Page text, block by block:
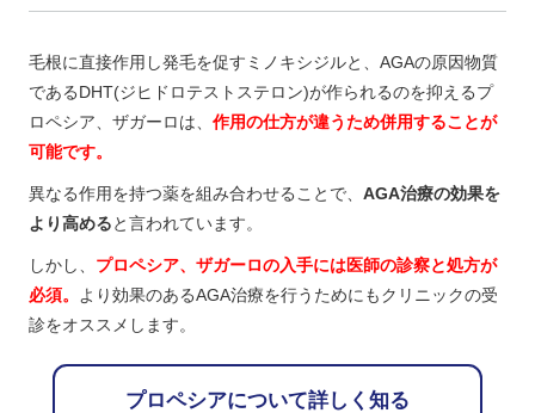
毛根に直接作用し発毛を促すミノキシジルと、AGAの原因物質
であるDHT(ジヒドロテストステロン)が作られるのを抑えるプ
ロペシア、ザガーロは、 作用の仕方が違うため併用することが
可能です。
異なる作用を持つ薬を組み合わせることで、 AGA治療の効果を
より高めると言われています。
しかし、 プロペシア、ザガーロの入手には医師の診察と処方が
必須。
より効果のあるAGA治療を行うためにもクリニックの受
診をオススメします。
プロペシアについて詳しく知る